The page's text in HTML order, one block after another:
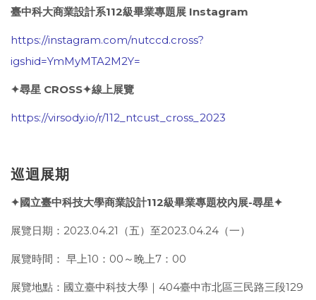
臺中科大商業設計系112級畢業專題展 Instagram
https://instagram.com/nutccd.cross?
igshid=YmMyMTA2M2Y=
✦尋星 CROSS✦線上展覽
https://virsody.io/r/112_ntcust_cross_2023
巡迴展期
✦國立臺中科技大學商業設計112級畢業專題校內展-尋星✦
展覽日期：2023.04.21（五）至2023.04.24（一）
展覽時間： 早上10：00～晚上7：00
展覽地點：國立臺中科技大學｜404臺中市北區三民路三段129